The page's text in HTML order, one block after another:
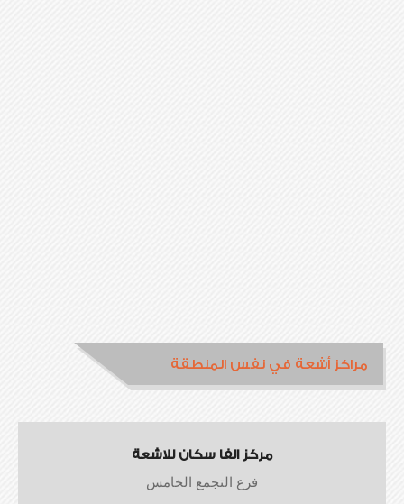
مراكز أشعة في نفس المنطقة
مركز الفا سكان للاشعة
فرع التجمع الخامس